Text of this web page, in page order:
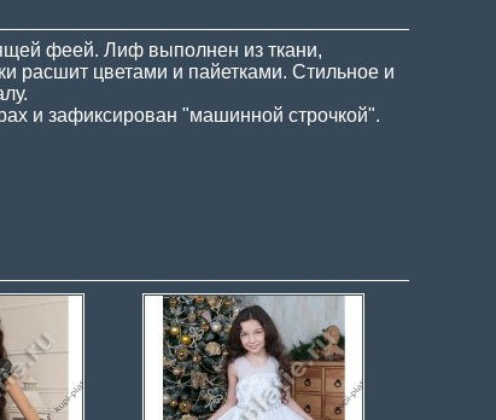
феей. Лиф выполнен из ткани,
расшит цветами и пайетками. Стильное и
и зафиксирован "машинной строчкой".